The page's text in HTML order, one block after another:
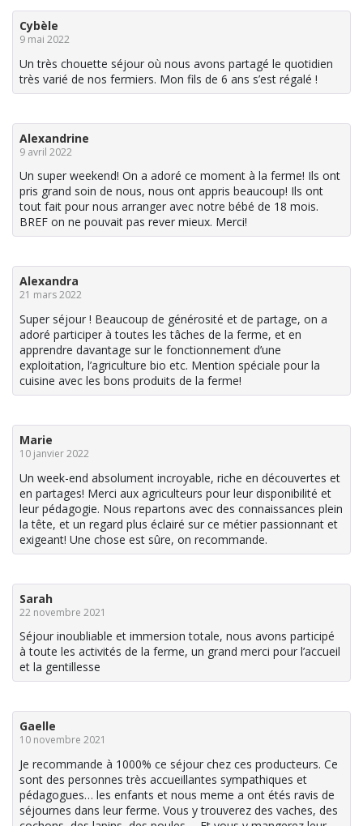
Cybèle
9 mai 2022
Un très chouette séjour où nous avons partagé le quotidien
très varié de nos fermiers. Mon fils de 6 ans s’est régalé !
Alexandrine
9 avril 2022
Un super weekend! On a adoré ce moment à la ferme! Ils ont
pris grand soin de nous, nous ont appris beaucoup! Ils ont
tout fait pour nous arranger avec notre bébé de 18 mois.
BREF on ne pouvait pas rever mieux. Merci!
Alexandra
21 mars 2022
Super séjour ! Beaucoup de générosité et de partage, on a
adoré participer à toutes les tâches de la ferme, et en
apprendre davantage sur le fonctionnement d’une
exploitation, l’agriculture bio etc. Mention spéciale pour la
cuisine avec les bons produits de la ferme!
Marie
10 janvier 2022
Un week-end absolument incroyable, riche en découvertes et
en partages! Merci aux agriculteurs pour leur disponibilité et
leur pédagogie. Nous repartons avec des connaissances plein
la tête, et un regard plus éclairé sur ce métier passionnant et
exigeant! Une chose est sûre, on recommande.
Sarah
22 novembre 2021
Séjour inoubliable et immersion totale, nous avons participé
à toute les activités de la ferme, un grand merci pour l’accueil
et la gentillesse
Gaelle
10 novembre 2021
Je recommande à 1000% ce séjour chez ces producteurs. Ce
sont des personnes très accueillantes sympathiques et
pédagogues… les enfants et nous meme a ont étés ravis de
séjournes dans leur ferme. Vous y trouverez des vaches, des